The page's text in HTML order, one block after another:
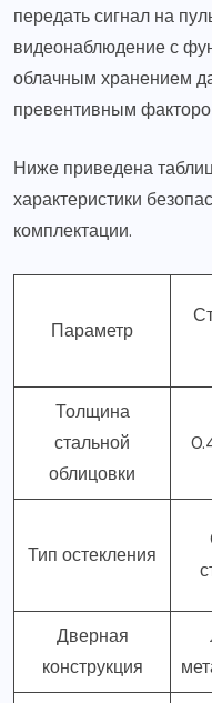
передать сигнал на
видеонаблюдение с
облачным хранением
превентивным
Ниже приведена
характеристики
комплектации.
Параметр
Толщина
стальной
облицовки
Тип остекления
Дверная
конструкция